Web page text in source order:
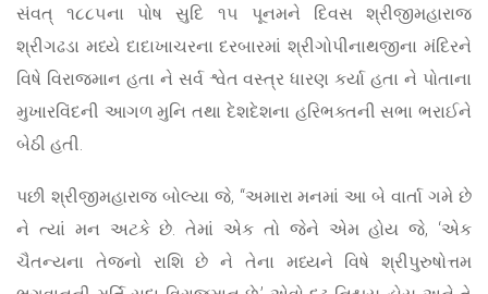
સંવત્ ૧૮૮૫ના પોષ સુદિ ૧૫ પૂનમને દિવસ શ્રીજીમહારાજ
શ્રીગઢડા મધ્યે દાદાખાચરના દરબારમાં શ્રીગોપીનાથજીના મંદિરને
વિષે વિરાજમાન હતા ને સર્વ શ્વેત વસ્ત્ર ધારણ કર્યા હતા ને પોતાના
મુખારવિંદની આગળ મુનિ તથા દેશદેશના હરિભક્તની સભા ભરાઈને
બેઠી હતી.
પછી શ્રીજીમહારાજ બોલ્યા જે, “અમારા મનમાં આ બે વાર્તા ગમે છે
ને ત્યાં મન અટકે છે. તેમાં એક તો જેને એમ હોય જે, ‘એક
ચૈતન્યના તેજનો રાશિ છે ને તેના મધ્યને વિષે શ્રીપુરુષોત્તમ